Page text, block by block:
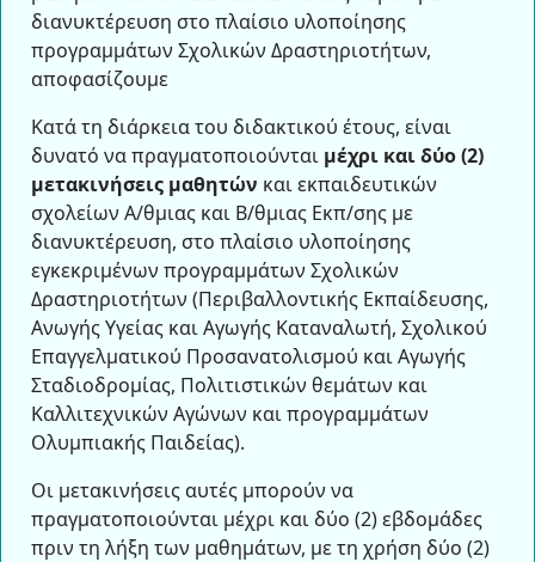
διανυκτέρευση στο πλαίσιο υλοποίησης
προγραμμάτων Σχολικών Δραστηριοτήτων,
αποφασίζουμε
Κατά τη διάρκεια του διδακτικού έτους, είναι
δυνατό να πραγματοποιούνται μέχρι και δύο (2)
μετακινήσεις μαθητών και εκπαιδευτικών
σχολείων Α/θμιας και Β/θμιας Εκπ/σης με
διανυκτέρευση, στο πλαίσιο υλοποίησης
εγκεκριμένων προγραμμάτων Σχολικών
Δραστηριοτήτων (Περιβαλλοντικής Εκπαίδευσης,
Ανωγής Υγείας και Αγωγής Καταναλωτή, Σχολικού
Επαγγελματικού Προσανατολισμού και Αγωγής
Σταδιοδρομίας, Πολιτιστικών θεμάτων και
Καλλιτεχνικών Αγώνων και προγραμμάτων
Ολυμπιακής Παιδείας).
Οι μετακινήσεις αυτές μπορούν να
πραγματοποιούνται μέχρι και δύο (2) εβδομάδες
πριν τη λήξη των μαθημάτων, με τη χρήση δύο (2)